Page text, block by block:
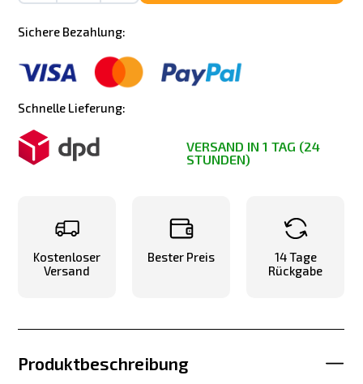
Sichere Bezahlung:
Schnelle Lieferung:
VERSAND IN 1 TAG (24
STUNDEN)
Kostenloser
Versand
Bester Preis
14 Tage
Rückgabe
Produktbeschreibung